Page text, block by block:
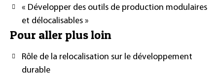
« Développer des outils de production modulaires
et délocalisables »
Pour aller plus loin
Rôle de la relocalisation sur le développement
durable